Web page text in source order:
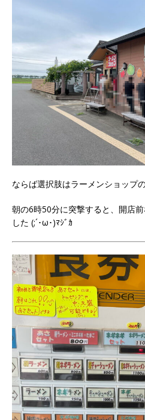
ならば選択肢はラーメンショップの
朝の6時50分に突撃すると、開店
した (;´･ω･)ﾏｼﾞｶ